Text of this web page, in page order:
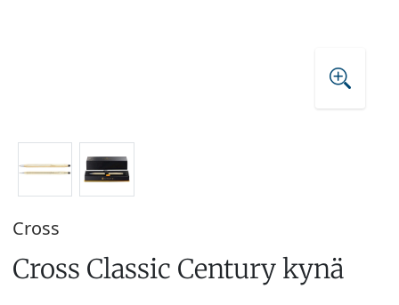
Cross
Cross Classic Century kynä